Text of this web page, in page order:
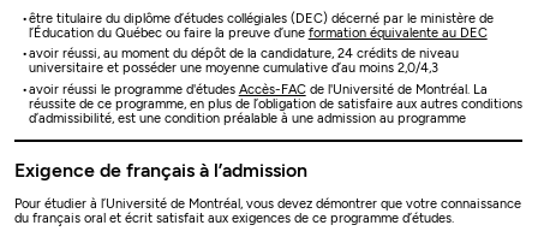
être titulaire du diplôme d’études collégiales (DEC) décerné par le ministère de
l’Éducation du Québec ou faire la preuve d’une formation équivalente au DEC
avoir réussi, au moment du dépôt de la candidature, 24 crédits de niveau
universitaire et posséder une moyenne cumulative d’au moins 2,0/4,3
avoir réussi le programme d'études Accès-FACde l'Université de Montréal. La
réussite de ce programme, en plus de l’obligation de satisfaire aux autres conditions
d’admissibilité, est une condition préalable à une admission au programme
Exigence de français à l’admission
Pour étudier à l’Université de Montréal, vous devez démontrer que votre connaissance
du français oral et écrit satisfait aux exigences de ce programme d’études.